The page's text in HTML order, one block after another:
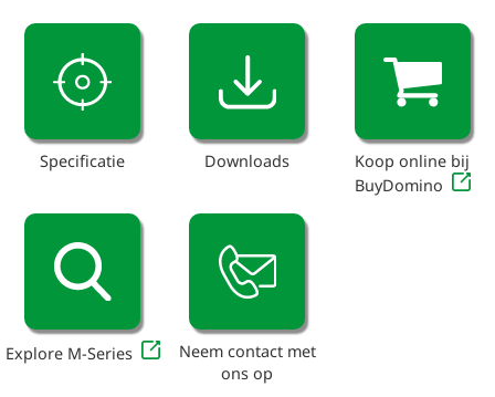
Specificatie Downloads
Koop online bij
BuyDomino
Explore M-Series
Neem contact met
ons op